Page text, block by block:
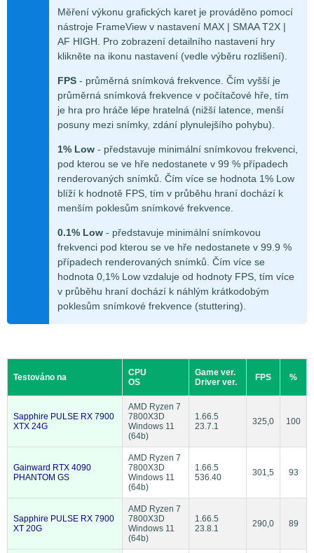
Měření výkonu grafických karet je prováděno pomocí
nástroje FrameView v nastavení MAX | SMAA T2X |
AF HIGH. Pro zobrazení detailního nastavení hry
klikněte na ikonu nastavení (vedle výběru rozlišení).
FPS - průměrná snímková frekvence. Čím vyšší je
průměrná snímková frekvence v počítačové hře, tím
je hra pro hráče lépe hratelná (nižší latence, menší
posuny mezi snímky, zdání plynulejšího pohybu).
1% Low - představuje minimální snímkovou frekvenci,
pod kterou se ve hře nedostanete v 99 % případech
renderovaných snímků. Čím více se hodnota 1% Low
blíží k hodnotě FPS, tím v průběhu hraní dochází k
menším poklesům snímkové frekvence.
0.1% Low - představuje minimální snímkovou
frekvenci pod kterou se ve hře nedostanete v 99.9 %
případech renderovaných snímků. Čím více se
hodnota 0,1% Low vzdaluje od hodnoty FPS, tím více
v průběhu hraní dochází k náhlým krátkodobým
poklesům snímkové frekvence (stuttering).
Testováno na
CPU
OS
Game ver.
Driver ver.
FPS %
Sapphire PULSE RX 7900
XTX 24G
AMD Ryzen 7
7800X3D
Windows 11
(64b)
1.66.5
23.7.1
325,0 100
Gainward RTX 4090
PHANTOM GS
AMD Ryzen 7
7800X3D
Windows 11
(64b)
1.66.5
536.40
301,5 93
Sapphire PULSE RX 7900
XT 20G
AMD Ryzen 7
7800X3D
Windows 11
(64b)
1.66.5
23.8.1
290,0 89